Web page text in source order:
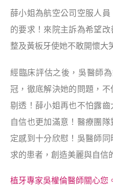
薛小姐為航空公司空服人
的要求！來院主訴為希望
整及黃板牙使她不敢開懷大
經臨床評估之後，吳醫師
冠，徹底解決她的問題，
剔透！薛小姐再也不怕露
自信也更加滿意！醫療團
定感到十分欣慰！吳醫師
求的患者，創造美麗與自信
植牙專家吳權倫醫師關心您